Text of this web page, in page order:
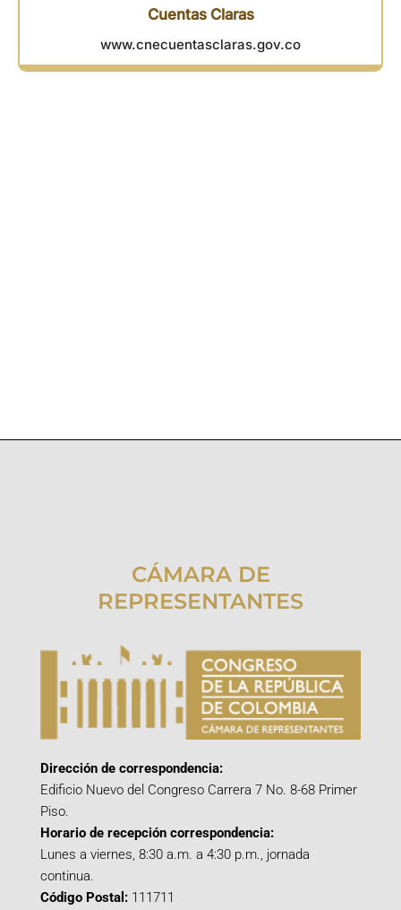
Cuentas Claras
www.cnecuentasclaras.gov.co
CÁMARA DE
REPRESENTANTES
Dirección de correspondencia:
Edificio Nuevo del Congreso Carrera 7 No. 8-68 Primer
Piso.
Horario de recepción correspondencia:
Lunes a viernes, 8:30 a.m. a 4:30 p.m., jornada
continua.
Código Postal: 111711